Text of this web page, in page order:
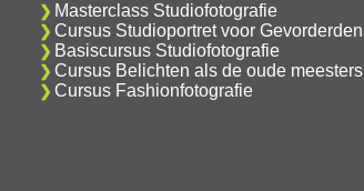
Masterclass Studiofotografie
Cursus Studioportret voor Gevorderden
Basiscursus Studiofotografie
Cursus Belichten als de oude meesters
Cursus Fashionfotografie